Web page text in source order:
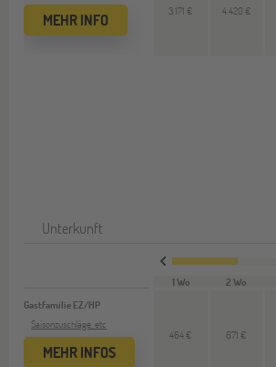
MEHR INFO 3.171 € 4.420 €
Unterkunft
Gastfamilie EZ/HP
Saisonzuschläge, etc
MEHR INFOS
1 Wo 2 Wo
464 € 671 €